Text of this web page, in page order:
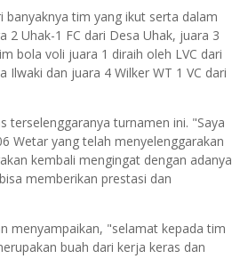
tim yang ikut serta dalam
Uhak-1 FC dari Desa Uhak, juara 3
bola voli juara 1 diraih oleh LVC dari
Ilwaki dan juara 4 Wilker WT 1 VC dari
terselenggaranya turnamen ini. "Saya
Wetar yang telah menyelenggarakan
kembali mengingat dengan adanya
memberikan prestasi dan
menyampaikan, "selamat kepada tim
buah dari kerja keras dan